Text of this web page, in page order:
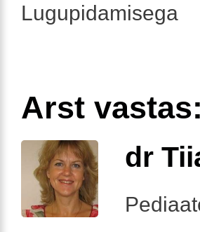
Lugupidamisega
Arst vastas:
dr